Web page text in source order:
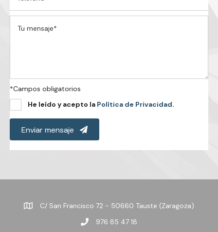
*Campos obligatorios
He leído y acepto la Política de Privacidad.
Enviar mensaje
C/ San Francisco 72 - 50660 Tauste (Zaragoza)
976 85 47 18